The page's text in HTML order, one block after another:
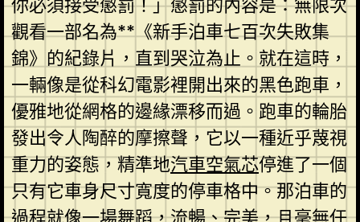
你必須接受懲罰！」懲罰的內容是：無限次
觀看一部名為**《新手泊車七百次失敗集
錦》的紀錄片，直到哭泣為止。就在這時，
一輛像是從科幻電影裡開出來的黑色跑車，
優雅地從網格的邊緣漂移而過。跑車的輪胎
發出令人陶醉的摩擦聲，它以一種近乎蔑視
重力的姿態，精準地汽車空氣芯停進了一個
只有它車身尺寸寬度的停車格中。那泊車的